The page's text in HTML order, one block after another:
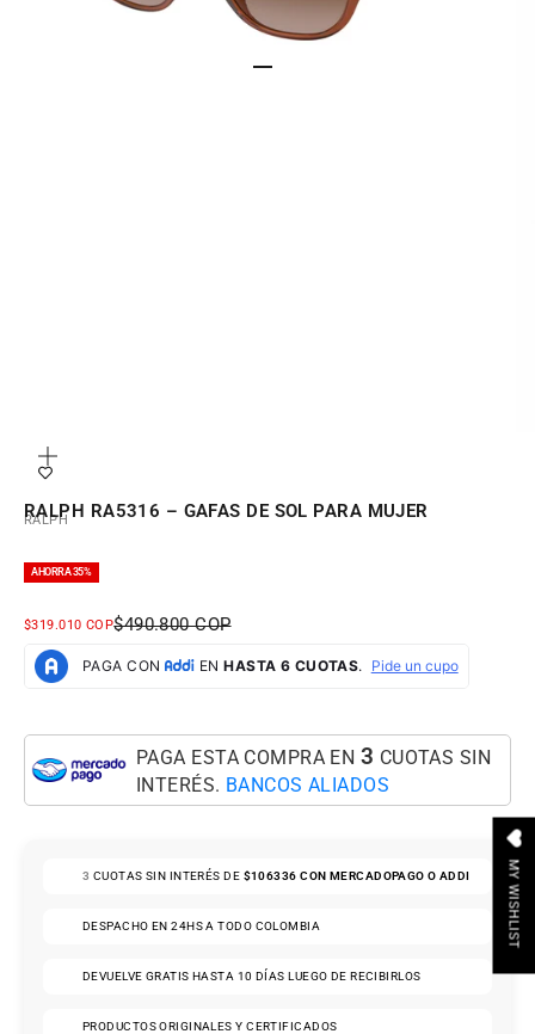
RALPH RA5316 – GAFAS DE SOL PARA MUJER
RALPH
AHORRA 35%
PRECIO DE OFERTA
$319.010 COPPRECIO NORMAL
$490.800 COP
PAGA ESTA COMPRA EN 3 CUOTAS SIN
INTERÉS. BANCOS ALIADOS
3 CUOTAS SIN INTERÉS DE $106336CON MERCADOPAGO O ADDI
DESPACHO EN 24HS A TODO COLOMBIA
DEVUELVE GRATIS HASTA 10 DÍAS LUEGO DE RECIBIRLOS
PRODUCTOS ORIGINALES Y CERTIFICADOS
MY WISHLIST